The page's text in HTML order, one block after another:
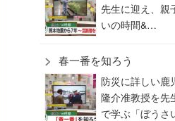
先生に迎え、親
いの時間&…
春一番を知ろう
防災に詳しい鹿
隆介准教授を先
で学ぶ「ぼう